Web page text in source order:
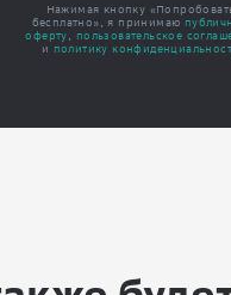
Нажимая кнопку
бесплатно», я принимаю
оферту
пользовательское
и политику